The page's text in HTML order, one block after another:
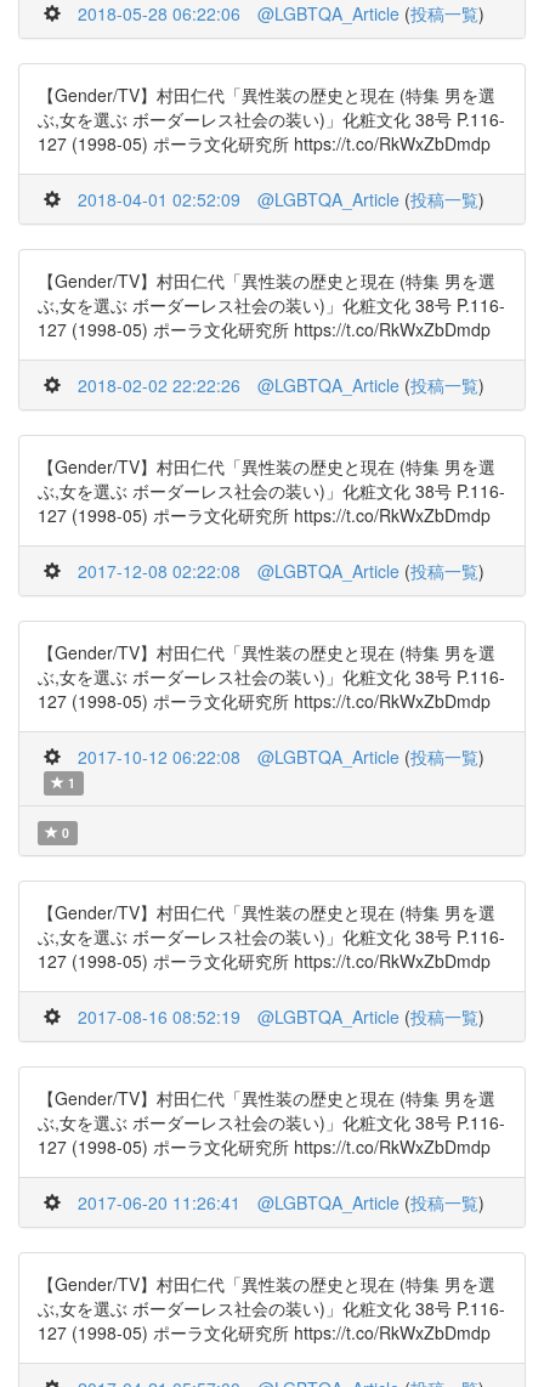
2018-05-28 06:22:06 @LGBTQA_Article (投稿一覧)
【Gender/TV】村田仁代「異性装の歴史と現在 (特集 男を選
ぶ,女を選ぶ ボーダーレス社会の装い)」化粧文化 38号 P.116-
127 (1998-05) ポーラ文化研究所 https://t.co/RkWxZbDmdp
2018-04-01 02:52:09 @LGBTQA_Article (投稿一覧)
【Gender/TV】村田仁代「異性装の歴史と現在 (特集 男を選
ぶ,女を選ぶ ボーダーレス社会の装い)」化粧文化 38号 P.116-
127 (1998-05) ポーラ文化研究所 https://t.co/RkWxZbDmdp
2018-02-02 22:22:26 @LGBTQA_Article (投稿一覧)
【Gender/TV】村田仁代「異性装の歴史と現在 (特集 男を選
ぶ,女を選ぶ ボーダーレス社会の装い)」化粧文化 38号 P.116-
127 (1998-05) ポーラ文化研究所 https://t.co/RkWxZbDmdp
2017-12-08 02:22:08 @LGBTQA_Article (投稿一覧)
【Gender/TV】村田仁代「異性装の歴史と現在 (特集 男を選
ぶ,女を選ぶ ボーダーレス社会の装い)」化粧文化 38号 P.116-
127 (1998-05) ポーラ文化研究所 https://t.co/RkWxZbDmdp
2017-10-12 06:22:08 @LGBTQA_Article (投稿一覧)
1
0
【Gender/TV】村田仁代「異性装の歴史と現在 (特集 男を選
ぶ,女を選ぶ ボーダーレス社会の装い)」化粧文化 38号 P.116-
127 (1998-05) ポーラ文化研究所 https://t.co/RkWxZbDmdp
2017-08-16 08:52:19 @LGBTQA_Article (投稿一覧)
【Gender/TV】村田仁代「異性装の歴史と現在 (特集 男を選
ぶ,女を選ぶ ボーダーレス社会の装い)」化粧文化 38号 P.116-
127 (1998-05) ポーラ文化研究所 https://t.co/RkWxZbDmdp
2017-06-20 11:26:41 @LGBTQA_Article (投稿一覧)
【Gender/TV】村田仁代「異性装の歴史と現在 (特集 男を選
ぶ,女を選ぶ ボーダーレス社会の装い)」化粧文化 38号 P.116-
127 (1998-05) ポーラ文化研究所 https://t.co/RkWxZbDmdp